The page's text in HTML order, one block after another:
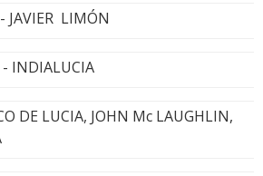
JAVIER LIMÓN
INDIALUCIA
DE LUCIA, JOHN Mc LAUGHLIN,